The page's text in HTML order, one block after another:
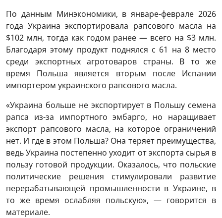
По данным Минэкономики, в январе-феврале 2026
года Украина экспортировала рапсового масла на
$102 млн, тогда как годом ранее — всего на $3 млн.
Благодаря этому продукт поднялся с 61 на 8 место
среди экспортных агротоваров страны. В то же
время Польша является вторым после Испании
импортером украинского рапсового масла.
«Украина больше не экспортирует в Польшу семена
рапса из-за импортного эмбарго, но наращивает
экспорт рапсового масла, на которое ограничений
нет. И где в этом Польша? Она теряет преимущества,
ведь Украина постепенно уходит от экспорта сырья в
пользу готовой продукции. Оказалось, что польские
политические решения стимулировали развитие
перерабатывающей промышленности в Украине, в
то же время ослабляя польскую», — говорится в
материале.